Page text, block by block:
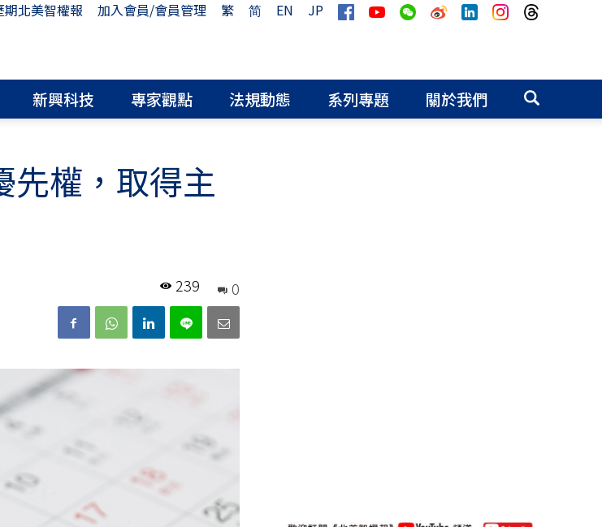
期北美智權報 加入會員/會員管理 繁 简 EN
JP
新興科技 專家觀點 法規動態 系列專題 關於我們
權，取得主
0
239